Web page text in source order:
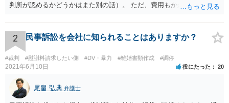
判所が認めるかどうかはまた別の話）。 ただ、費用もかかりますし、
のであれば、 面談相談に行って詳しく話を聞いてみましょう。
2 民事訴訟を会社に知られることはありますか？
#裁判 #慰謝料請求したい側 #DV・暴力 #離婚書類作成 #調停
2021年6月10日 役にたった 20
尾畠 弘典 弁護士